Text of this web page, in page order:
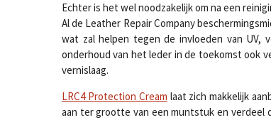
Echter is het wel noodzakelijk om na een
Al de Leather Repair Company
wat zal helpen tegen de invloeden van UV,
onderhoud van het leder in de toekomst ook
vernislaag.
LRC4 Protection Cream laat zich makkelijk
aan ter grootte van een muntstuk en verdeel